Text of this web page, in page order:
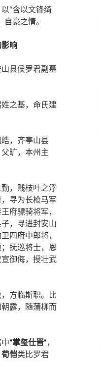
“含以文锋绮
豪之情。
响
山县侯罗君副墓
之基，命氏建
，齐亭山县
旷，本州主
，贱枝叶之浮
寻为长枪马军
府骠骑将军，
，寻进封安山
四府中郎将，
抚巡将士，恩
御侮，授壮武
方临斯职。比
露，随蒲柳而
“掌玺仕晋”，
恺类比罗君